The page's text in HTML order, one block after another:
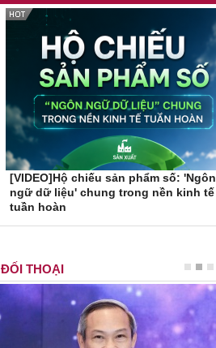
[VIDEO]Hộ chiếu sản phẩm số: 'Ngôn
ngữ dữ liệu' chung trong nền kinh tế
tuần hoàn
ĐỐI THOẠI